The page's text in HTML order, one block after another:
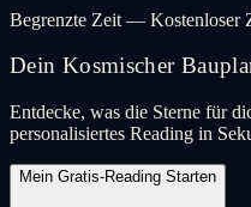
Begrenzte Zeit — Kostenloser
Dein Kosmischer
Entdecke, was die Sterne für
personalisiertes Reading in
Mein Gratis-Reading Starten